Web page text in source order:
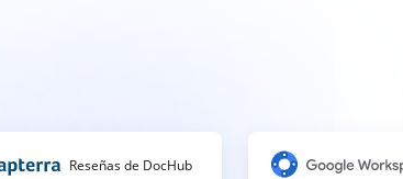
Reseñas de DocHub